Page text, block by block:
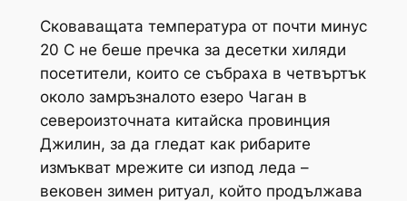
Сковаващата температура от почти минус
20 C не беше пречка за десетки хиляди
посетители, които се събраха в четвъртък
около замръзналото езеро Чаган в
североизточната китайска провинция
Джилин, за да гледат как рибарите
измъкват мрежите си изпод леда –
вековен зимен ритуал, който продължава